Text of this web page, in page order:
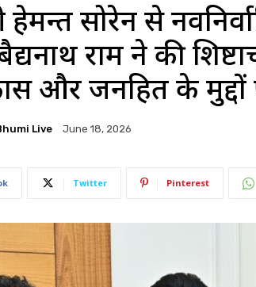
हेमन्त सोरेन से
राम ने की
और जनहित के मुद्दों
Live June 18, 2026
Twitter Pinterest